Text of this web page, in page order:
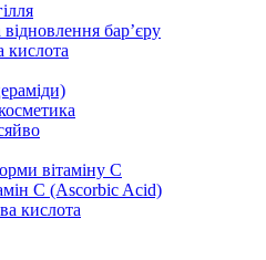
бар’єру
кислота
вітаміну С
С (Ascorbic Acid)
кислота